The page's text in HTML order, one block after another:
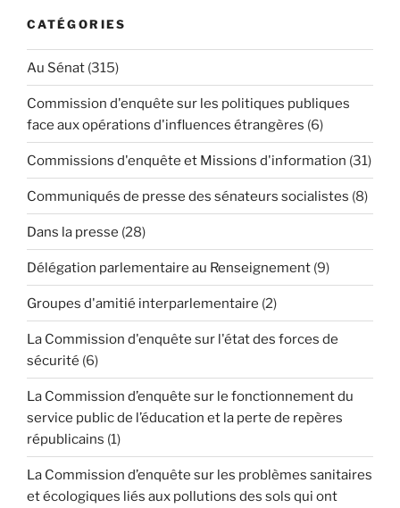
CATÉGORIES
Au Sénat (315)
Commission d'enquête sur les politiques publiques
face aux opérations d'influences étrangères (6)
Commissions d'enquête et Missions d'information (31)
Communiqués de presse des sénateurs socialistes (8)
Dans la presse (28)
Délégation parlementaire au Renseignement (9)
Groupes d'amitié interparlementaire (2)
La Commission d'enquête sur l'état des forces de
sécurité (6)
La Commission d’enquête sur le fonctionnement du
service public de l’éducation et la perte de repères
républicains (1)
La Commission d’enquête sur les problèmes sanitaires
et écologiques liés aux pollutions des sols qui ont